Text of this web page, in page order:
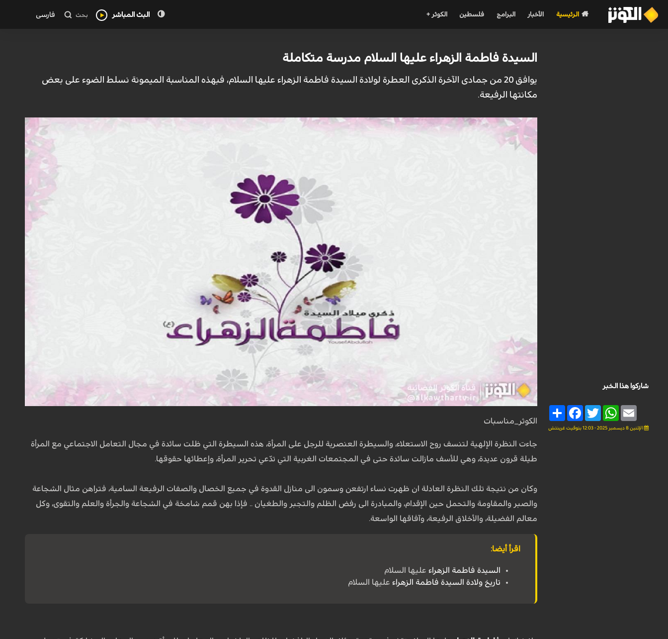
الرئيسية الأخبار البرامج فلسطين الكوثر + البث المباشر بحث فارسی
شاركوا هذا الخبر
Share
FacebookTwitter
WhatsAppEmail
الإثنين 8 ديسمبر 2025 - 12:03 بتوقيت غرينتش
السيدة فاطمة الزهراء عليها السلام مدرسة متكاملة
يوافق 20 من جمادى الآخرة الذكرى العطرة لولادة السيدة فاطمة الزهراء عليها السلام، فبهذه المناسبة الميمونة نسلط الضوء على بعض
مكانتها الرفيعة.
الكوثر_مناسبات
جاءت النظرة الإلهية لتنسف روح الاستعلاء، والسيطرة العنصرية للرجل على المرأة، هذه السيطرة التي ظلت سائدة في مجال التعامل الاجتماعي مع المرأة
طيلة قرون عديدة، وهي للأسف مازالت سائدة حتى في المجتمعات الغربية التي تدّعي تحرير المرأة، وإعطائها حقوقها.
وكان من نتيجة تلك النظرة العادلة ان ظهرت نساء ارتفعن وسمون الى منازل القدوة في جميع الخصال والصفات الرفيعة السامية، فتراهن مثال الشجاعة
والصبر والمقاومة والتحمل حين الإقدام، والمبادرة الى رفض الظلم والتجبر والطغيان .. فإذا بهن قمم شامخة في الشجاعة والجرأة والعلم والتقوى، وكل
معالم الفضيلة، والأخلاق الرفيعة، وآفاقها الواسعة.
اقرأ أيضا:
السيدة فاطمة الزهراء عليها السلام
تاريخ ولادة السيدة فاطمة الزهراء عليها‌ السلام